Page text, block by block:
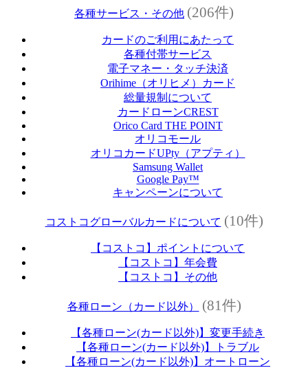
各種サービス・その他 (206件)
カードのご利用にあたって
各種付帯サービス
電子マネー・タッチ決済
Orihime（オリヒメ）カード
総量規制について
カードローンCREST
Orico Card THE POINT
オリコモール
オリコカードUPty（アプティ）
Samsung Wallet
Google Pay™
キャンペーンについて
コストコグローバルカードについて (10件)
【コストコ】ポイントについて
【コストコ】年会費
【コストコ】その他
各種ローン（カード以外） (81件)
【各種ローン(カード以外)】変更手続き
【各種ローン(カード以外)】トラブル
【各種ローン(カード以外)】オートローン